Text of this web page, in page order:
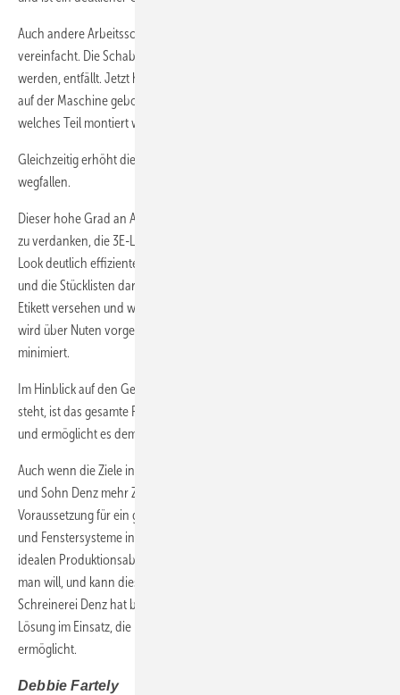
Auch andere Arbeitsschritte wie die Beschlagsmontage wurden
vereinfacht. Die Schablone, in der die Schließzapfen reingeschraubt
werden, entfällt. Jetzt haben die Schließzapfen Bohrzapfen, die zuvor
auf der Maschine gebohrt wurden. Dieses Bohrbild definiert klar, wo
welches Teil montiert wird, ohne nachzuschauen.
Gleichzeitig erhöht dies die Qualität, weil dadurch Fehlerquellen
wegfallen.
Dieser hohe Grad an Automation ist der exzellenten Datengrundlage
zu verdanken, die 3E-Look liefert. Auch andere Abläufe wurden mit 3E-
Look deutlich effizienter. Die Produktionsabläufe sind klar vordefiniert
und die Stücklisten darauf abgestimmt. Jedes Bauteil ist mit einem
Etikett versehen und wird klar zugeordnet. Die Position der Aluklipse
wird über Nuten vorgegeben, was die Montage vereinfacht und Fehler
minimiert.
Im Hinblick auf den Generationswechsel, der noch in den Sternen
steht, ist das gesamte Projekt ein Riesenschritt in Richtung Zukunft
und ermöglicht es dem Kleinbetrieb, wettbewerbsfähig zu bleiben.
Auch wenn die Ziele in Rekordzeit erreicht wurden, empfehlen Vater
und Sohn Denz mehr Zeit für ein solches Projekt einzuplanen.
Voraussetzung für ein gutes Gelingen sei zudem, die eigenen Produkte
und Fenstersysteme in der Tiefe zu kennen und sich im Voraus die
idealen Produktionsabläufe zu überlegen. Dann weiß man genau, was
man will, und kann dies den Projektpartnern klar kommunizieren. Die
Schreinerei Denz hat bestens für die Zukunft vorgesorgt und eine
Lösung im Einsatz, die künftiges Wachstum in jeder Hinsicht
ermöglicht.
Debbie Fartely